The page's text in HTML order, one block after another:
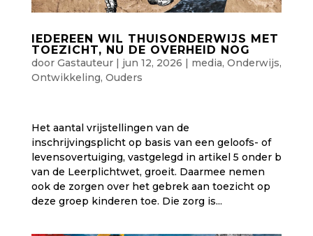
IEDEREEN WIL THUISONDERWIJS MET
TOEZICHT, NU DE OVERHEID NOG
door Gastauteur| jun 12, 2026 | media, Onderwijs,
Ontwikkeling, Ouders
Het aantal vrijstellingen van de
inschrijvingsplicht op basis van een geloofs- of
levensovertuiging, vastgelegd in artikel 5 onder b
van de Leerplichtwet, groeit. Daarmee nemen
ook de zorgen over het gebrek aan toezicht op
deze groep kinderen toe. Die zorg is...